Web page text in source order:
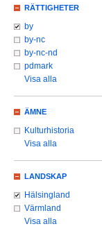
RÄTTIGHETER
by
by-nc
by-nc-nd
pdmark
Visa alla
ÄMNE
Kulturhistoria
Visa alla
LANDSKAP
Hälsingland
Värmland
Visa alla